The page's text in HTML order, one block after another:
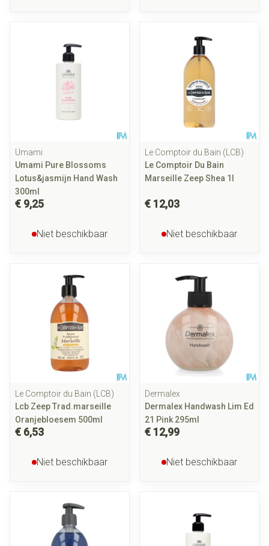
Umami
Umami Pure Blossoms
Lotus&jasmijn Hand Wash
300ml
€ 9,25
Niet beschikbaar
Le Comptoir du Bain (LCB)
Le Comptoir Du Bain
Marseille Zeep Shea 1l
€ 12,03
Niet beschikbaar
Le Comptoir du Bain (LCB)
Lcb Zeep Trad.marseille
Oranjebloesem 500ml
€ 6,53
Niet beschikbaar
Dermalex
Dermalex Handwash Lim Ed
21 Pink 295ml
€ 12,99
Niet beschikbaar